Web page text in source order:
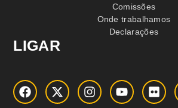
Comissões
Onde trabalhamos
Declarações
LIGAR